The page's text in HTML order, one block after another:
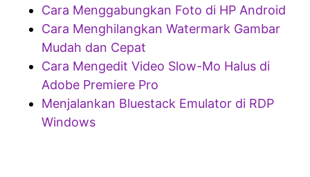
Cara Menggabungkan Foto di HP Android
Cara Menghilangkan Watermark Gambar
Mudah dan Cepat
Cara Mengedit Video Slow-Mo Halus di
Adobe Premiere Pro
Menjalankan Bluestack Emulator di RDP
Windows